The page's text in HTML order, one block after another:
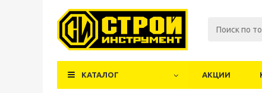
КАТАЛОГ АКЦИИ